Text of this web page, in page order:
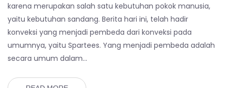
karena merupakan salah satu kebutuhan pokok manusia,
yaitu kebutuhan sandang. Berita hari ini, telah hadir
konveksi yang menjadi pembeda dari konveksi pada
umumnya, yaitu Spartees. Yang menjadi pembeda adalah
secara umum dalam…